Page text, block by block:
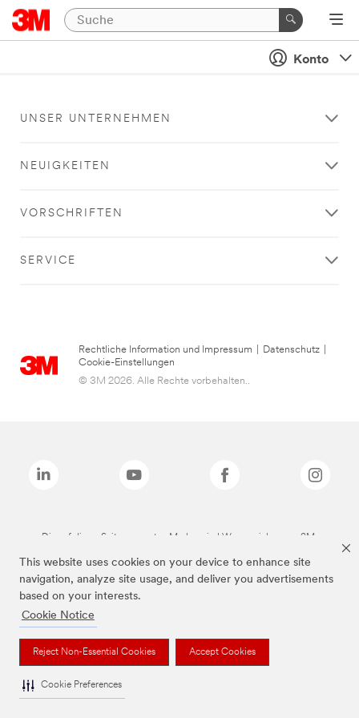
This website uses cookies on your device to enhance site
navigation, analyze site usage, and deliver you advertisements
based on your interests.
Cookie Notice
Reject Non-Essential Cookies Accept Cookies
Cookie Preferences
Konto
UNSER UNTERNEHMEN
NEUIGKEITEN
VORSCHRIFTEN
SERVICE
Rechtliche Information und Impressum Datenschutz
Cookie-Einstellungen
© 3M 2026. Alle Rechte vorbehalten..
Die auf dieser Seite genannten Marken sind Warenzeichen von 3M.